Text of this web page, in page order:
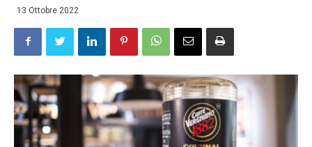
13 Ottobre 2022